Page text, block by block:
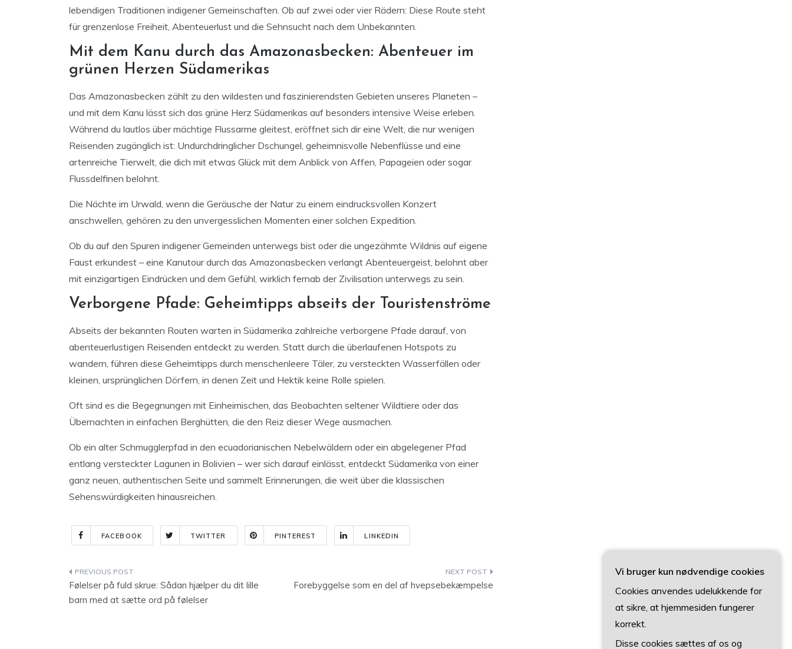
lebendigen Traditionen indigener Gemeinschaften. Ob auf zwei oder vier Rädern: Diese Route steht
für grenzenlose Freiheit, Abenteuerlust und die Sehnsucht nach dem Unbekannten.
Mit dem Kanu durch das Amazonasbecken: Abenteuer im
grünen Herzen Südamerikas
Das Amazonasbecken zählt zu den wildesten und faszinierendsten Gebieten unseres Planeten –
und mit dem Kanu lässt sich das grüne Herz Südamerikas auf besonders intensive Weise erleben.
Während du lautlos über mächtige Flussarme gleitest, eröffnet sich dir eine Welt, die nur wenigen
Reisenden zugänglich ist: Undurchdringlicher Dschungel, geheimnisvolle Nebenflüsse und eine
artenreiche Tierwelt, die dich mit etwas Glück mit dem Anblick von Affen, Papageien oder sogar
Flussdelfinen belohnt.
Die Nächte im Urwald, wenn die Geräusche der Natur zu einem eindrucksvollen Konzert
anschwellen, gehören zu den unvergesslichen Momenten einer solchen Expedition.
Ob du auf den Spuren indigener Gemeinden unterwegs bist oder die ungezähmte Wildnis auf eigene
Faust erkundest – eine Kanutour durch das Amazonasbecken verlangt Abenteuergeist, belohnt aber
mit einzigartigen Eindrücken und dem Gefühl, wirklich fernab der Zivilisation unterwegs zu sein.
Verborgene Pfade: Geheimtipps abseits der Touristenströme
Abseits der bekannten Routen warten in Südamerika zahlreiche verborgene Pfade darauf, von
abenteuerlustigen Reisenden entdeckt zu werden. Statt durch die überlaufenen Hotspots zu
wandern, führen diese Geheimtipps durch menschenleere Täler, zu versteckten Wasserfällen oder
kleinen, ursprünglichen Dörfern, in denen Zeit und Hektik keine Rolle spielen.
Oft sind es die Begegnungen mit Einheimischen, das Beobachten seltener Wildtiere oder das
Übernachten in einfachen Berghütten, die den Reiz dieser Wege ausmachen.
Ob ein alter Schmugglerpfad in den ecuadorianischen Nebelwäldern oder ein abgelegener Pfad
entlang versteckter Lagunen in Bolivien – wer sich darauf einlässt, entdeckt Südamerika von einer
ganz neuen, authentischen Seite und sammelt Erinnerungen, die weit über die klassischen
Sehenswürdigkeiten hinausreichen.
FACEBOOK TWITTER PINTEREST LINKEDIN
Indlægsnavigation
Følelser på fuld skrue: Sådan hjælper du dit lille
barn med at sætte ord på følelser
Forebyggelse som en del af hvepsebekæmpelse
Vi bruger kun nødvendige cookies
Cookies anvendes udelukkende for
at sikre, at hjemmesiden fungerer
korrekt.
Disse cookies sættes af os og